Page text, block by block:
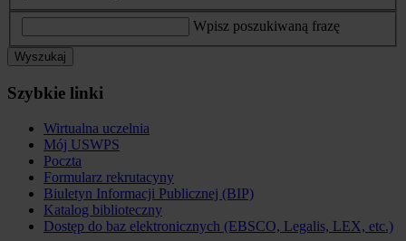
Wpisz poszukiwaną frazę
Wyszukaj
Szybkie linki
Wirtualna uczelnia
Mój USWPS
Poczta
Formularz rekrutacyny
Biuletyn Informacji Publicznej (BIP)
Katalog biblioteczny
Dostęp do baz elektronicznych (EBSCO, Legalis, LEX, etc.)